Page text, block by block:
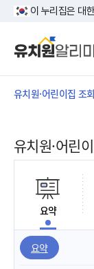
이 누리집은 대
유치원·어린이집 조회
유치원·어린
요약
요약